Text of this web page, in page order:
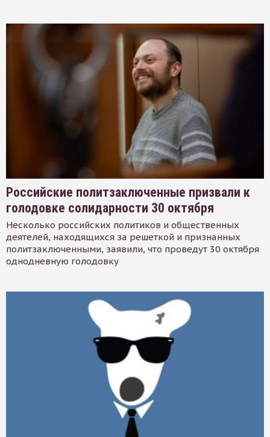
Российские политзаключенные призвали к
голодовке солидарности 30 октября
Несколько российских политиков и общественных
деятелей, находящихся за решеткой и признанных
политзаключенными, заявили, что проведут 30 октября
однодневную голодовку